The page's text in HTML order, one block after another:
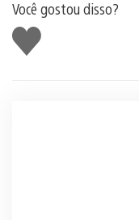
Você gostou disso?
Curtir